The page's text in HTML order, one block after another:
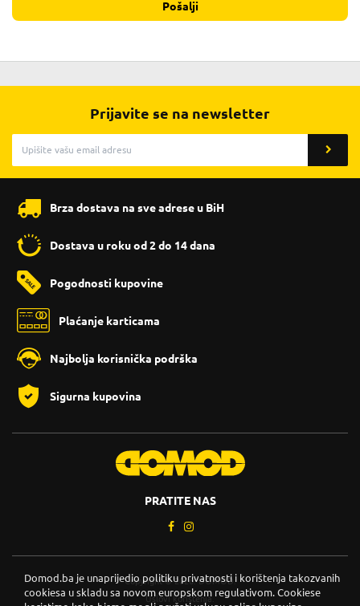
Pošalji
Prijavite se na newsletter
Brza dostava na sve adrese u BiH
Dostava u roku od 2 do 14 dana
Pogodnosti kupovine
Plaćanje karticama
Najbolja korisnička podrška
Sigurna kupovina
PRATITE NAS
Copyright © 2026. DOMOD.
Uslovi korištenja
Domod.ba je unaprijedio politiku privatnosti i korištenja takozvanih
cookiesa u skladu sa novom europskom regulativom. Cookiese